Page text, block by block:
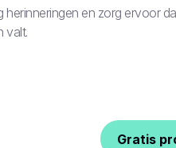
en zorg ervoor
valt.
Gratis